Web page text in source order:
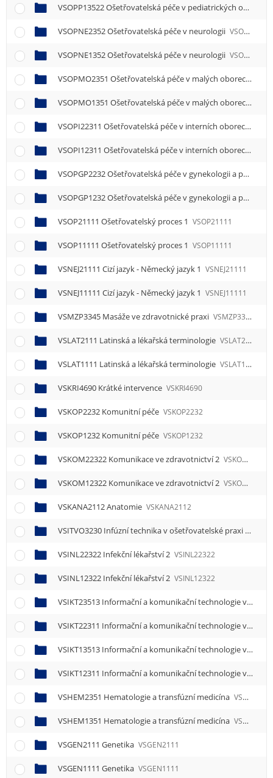
VSOPP13522 Ošetřovatelská péče v pediatrických oborech 2
VSOPNE2352 Ošetřovatelská péče v neurologii VSOPNE2352
VSOPNE1352 Ošetřovatelská péče v neurologii VSOPNE1352
VSOPMO2351 Ošetřovatelská péče v malých oborech
VSOPMO1351 Ošetřovatelská péče v malých oborech
VSOPI22311 Ošetřovatelská péče v interních oborech 1
VSOPI12311 Ošetřovatelská péče v interních oborech 1
VSOPGP2232 Ošetřovatelská péče v gynekologii a porodnictví
VSOPGP1232 Ošetřovatelská péče v gynekologii a porodnictví
VSOP21111 Ošetřovatelský proces 1 VSOP21111
VSOP11111 Ošetřovatelský proces 1 VSOP11111
VSNEJ21111 Cizí jazyk - Německý jazyk 1 VSNEJ21111
VSNEJ11111 Cizí jazyk - Německý jazyk 1 VSNEJ11111
VSMZP3345 Masáže ve zdravotnické praxi VSMZP3345
VSLAT2111 Latinská a lékařská terminologie VSLAT2111
VSLAT1111 Latinská a lékařská terminologie VSLAT1111
VSKRI4690 Krátké intervence VSKRI4690
VSKOP2232 Komunitní péče VSKOP2232
VSKOP1232 Komunitní péče VSKOP1232
VSKOM22322 Komunikace ve zdravotnictví 2 VSKOM22322
VSKOM12322 Komunikace ve zdravotnictví 2 VSKOM12322
VSKANA2112 Anatomie VSKANA2112
VSITVO3230 Infúzní technika v ošetřovatelské praxi
VSINL22322 Infekční lékařství 2 VSINL22322
VSINL12322 Infekční lékařství 2 VSINL12322
VSIKT23513 Informační a komunikační technologie ve zdravotnictví 3
VSIKT22311 Informační a komunikační technologie ve zdravotnictví 1
VSIKT13513 Informační a komunikační technologie ve zdravotnictví 3
VSIKT12311 Informační a komunikační technologie ve zdravotnictví 1
VSHEM2351 Hematologie a transfúzní medicína VSHEM2351
VSHEM1351 Hematologie a transfúzní medicína VSHEM1351
VSGEN2111 Genetika VSGEN2111
VSGEN1111 Genetika VSGEN1111